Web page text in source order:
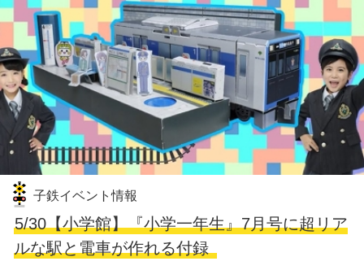
子鉄イベント情報
5/30【小学館】『小学一年生』7月号に超リア
ルな駅と電車が作れる付録